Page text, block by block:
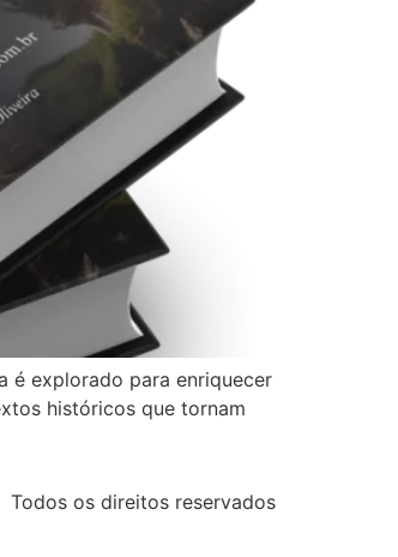
é explorado para enriquecer
históricos que tornam
Todos os direitos reservados